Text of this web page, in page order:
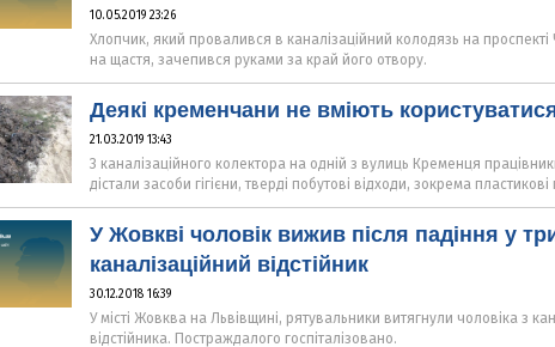
10.05.2019 23:26
Хлопчик, який провалився в каналізаційний колодязь на
на щастя, зачепився руками за край його отвору.
Деякі кременчани не вміють
21.03.2019 13:43
З каналізаційного колектора на одній з вулиць Кременця
дістали засоби гігієни, тверді побутові відходи, зокрема
У Жовкві чоловік вижив після падіння у
каналізаційний відстійник
30.12.2018 16:39
У місті Жовква на Львівщині, рятувальники витягнули чоловіка з
відстійника. Постраждалого госпіталізовано.